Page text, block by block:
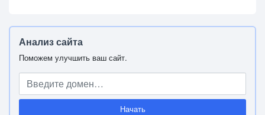
Анализ сайта
Поможем улучшить ваш сайт.
Начать